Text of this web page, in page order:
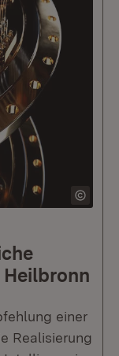
einer
Realisierung